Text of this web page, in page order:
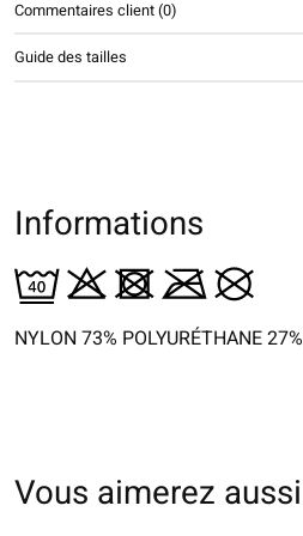
Commentaires client (0)
Guide des tailles
Informations
NYLON 73% POLYURÉTHANE 27%
Vous aimerez aussi